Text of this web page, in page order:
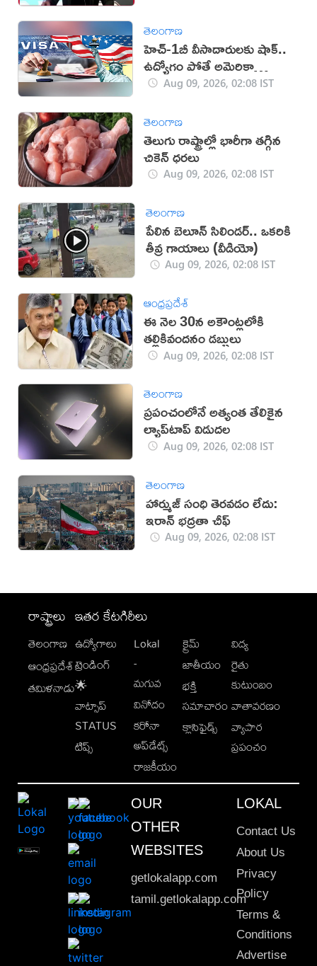
తెలంగాణ
హెచ్-1బీ వీసాదారులకు షాక్..
ఉద్యోగం పోతే అమెరికా
వీడాల్సిందే!
Aug 09, 2026, 02:08 IST
తెలంగాణ
తెలుగు రాష్ట్రాల్లో భారీగా తగ్గిన
చికెన్ ధరలు
Aug 09, 2026, 02:08 IST
తెలంగాణ
పేలిన బెలూన్ సిలిండర్.. ఒకరికి
తీవ్ర గాయాలు (వీడియో)
Aug 09, 2026, 02:08 IST
ఆంధ్రప్రదేశ్
ఈ నెల 30న అకౌంట్లలోకి
తల్లికివందనం డబ్బులు
Aug 09, 2026, 02:08 IST
తెలంగాణ
ప్రపంచంలోనే అత్యంత తేలికైన
ల్యాప్‌టాప్ విడుదల
Aug 09, 2026, 02:08 IST
తెలంగాణ
హార్ముజ్ సంధి తెరవడం లేదు:
ఇరాన్ భద్రతా చీఫ్
Aug 09, 2026, 02:08 IST
రాష్ట్రాలు
తెలంగాణ
ఆంధ్రప్రదేశ్
తమిళనాడు
ఇతర కేటగిరీలు
ఉద్యోగాలు
ట్రెండింగ్
🌟
వాట్సాప్
STATUS
టిప్స్
Lokal
-
మగువ
వినోదం
కరోనా
అప్‌డేట్స్
రాజకీయం
క్రైమ్
జాతీయం
భక్తి
సమాచారం
క్లాసిఫైడ్స్
విద్య
రైతు
కుటుంబం
వాతావరణం
వ్యాపార
ప్రపంచం
OUR
OTHER
WEBSITES
getlokalapp.com
tamil.getlokalapp.com
LOKAL
Contact Us
About Us
Privacy
Policy
Terms &
Conditions
Advertise